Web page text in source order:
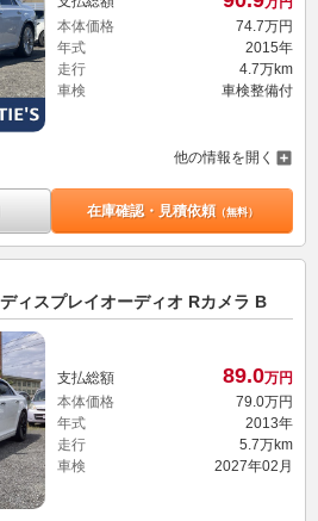
本体価格
74. 7万円
年式
2015年
走行
4.7万km
車検
車検整備付
他の情報を開く
在庫確認・見積依頼（無料）
ィスプレイオーディオ Rカメラ B
支払総額 89.0万円
本体価格
79.0万円
年式
2013年
走行
5.7万km
車検
2027年02月